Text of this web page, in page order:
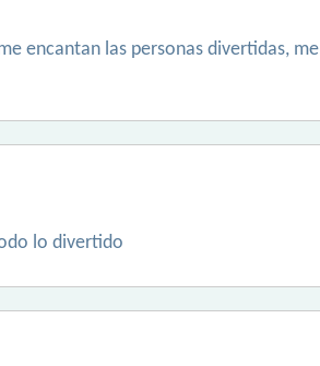
encantan las personas divertidas, me
lo divertido